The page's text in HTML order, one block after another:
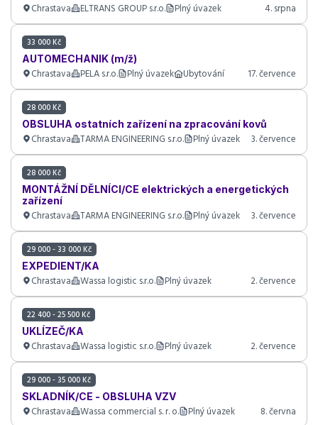
Chrastava ELTRANS GROUP s.r.o. Plný úvazek 4. srpna
33 000 Kč
AUTOMECHANIK (m/ž)
Chrastava PELA s.r.o. Plný úvazek Ubytování 17. července
28 000 Kč
OBSLUHA ostatních zařízení na zpracování kovů
Chrastava TARMA ENGINEERING s.r.o. Plný úvazek 3. července
28 000 Kč
MONTÁŽNÍ DĚLNÍCI/CE elektrických a energetických
zařízení
Chrastava TARMA ENGINEERING s.r.o. Plný úvazek 3. července
29 000 - 33 000 Kč
EXPEDIENT/KA
Chrastava Wassa logistic s.r.o. Plný úvazek 2. července
22 400 - 25 500 Kč
UKLÍZEČ/KA
Chrastava Wassa logistic s.r.o. Plný úvazek 2. července
29 000 - 35 000 Kč
SKLADNÍK/CE - OBSLUHA VZV
Chrastava Wassa commercial s. r. o. Plný úvazek 8. června